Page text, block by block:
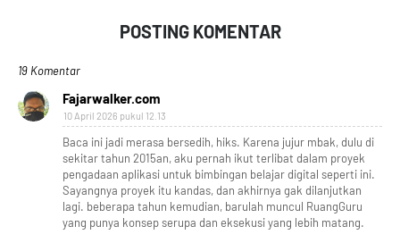
POSTING KOMENTAR
19 Komentar
Fajarwalker.com
10 April 2026 pukul 12.13
Baca ini jadi merasa bersedih, hiks. Karena jujur mbak, dulu di
sekitar tahun 2015an, aku pernah ikut terlibat dalam proyek
pengadaan aplikasi untuk bimbingan belajar digital seperti ini.
Sayangnya proyek itu kandas, dan akhirnya gak dilanjutkan
lagi. beberapa tahun kemudian, barulah muncul RuangGuru
yang punya konsep serupa dan eksekusi yang lebih matang.